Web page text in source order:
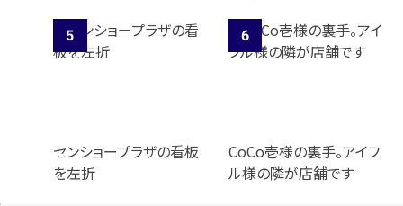
センショープラザの看板
を左折
CoCo壱様の裏手。アイフ
ル様の隣が店舗です